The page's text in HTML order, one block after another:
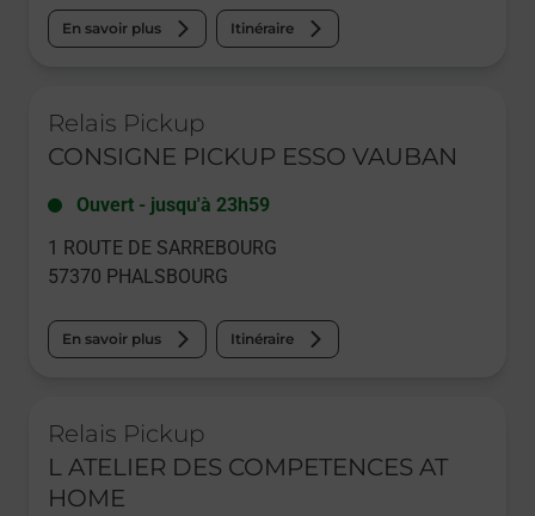
En savoir plus Itinéraire
Relais Pickup
CONSIGNE PICKUP ESSO VAUBAN
Ouvert - jusqu'à 23h59
1 ROUTE DE SARREBOURG
57370 PHALSBOURG
En savoir plus Itinéraire
Relais Pickup
L ATELIER DES COMPETENCES AT
HOME